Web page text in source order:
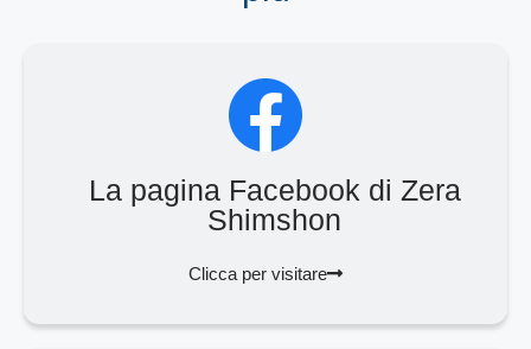
La pagina Facebook di Zera
Shimshon
Clicca per visitare